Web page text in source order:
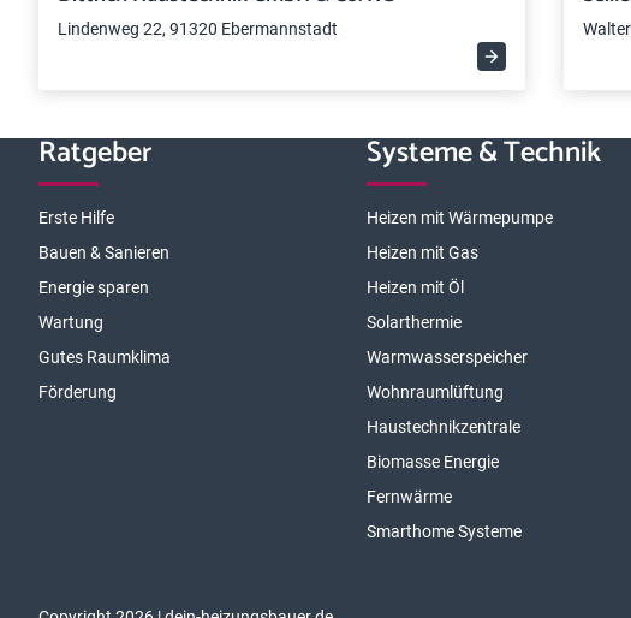
Lindenweg 22, 91320 Ebermannstadt
Ratgeber
Erste Hilfe
Bauen & Sanieren
Energie sparen
Wartung
Gutes Raumklima
Förderung
Systeme & Technik
Heizen mit Wärmepumpe
Heizen mit Gas
Heizen mit Öl
Solarthermie
Warmwasserspeicher
Wohnraumlüftung
Haustechnikzentrale
Biomasse Energie
Fernwärme
Smarthome Systeme